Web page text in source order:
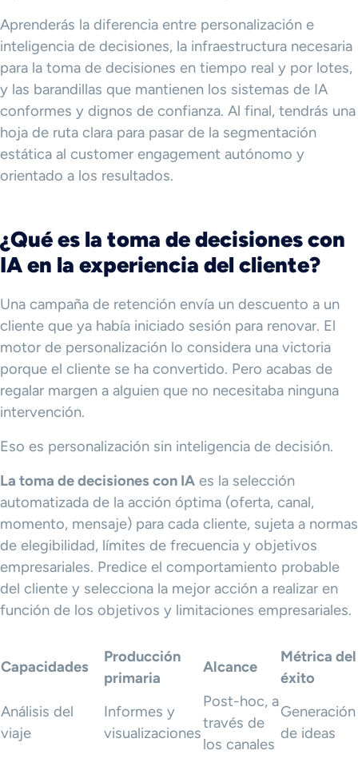
Aprenderás la diferencia entre personalización e
inteligencia de decisiones, la infraestructura necesaria
para la toma de decisiones en tiempo real y por lotes,
y las barandillas que mantienen los sistemas de IA
conformes y dignos de confianza. Al final, tendrás una
hoja de ruta clara para pasar de la segmentación
estática al customer engagement autónomo y
orientado a los resultados.
¿Qué es la toma de decisiones con
IA en la experiencia del cliente?
Una campaña de retención envía un descuento a un
cliente que ya había iniciado sesión para renovar. El
motor de personalización lo considera una victoria
porque el cliente se ha convertido. Pero acabas de
regalar margen a alguien que no necesitaba ninguna
intervención.
Eso es personalización sin inteligencia de decisión.
La toma de decisiones con IA es la selección
automatizada de la acción óptima (oferta, canal,
momento, mensaje) para cada cliente, sujeta a normas
de elegibilidad, límites de frecuencia y objetivos
empresariales. Predice el comportamiento probable
del cliente y selecciona la mejor acción a realizar en
función de los objetivos y limitaciones empresariales.
Capacidades
Producción
primaria
Alcance
Métrica del
éxito
Análisis del
viaje
Informes y
visualizaciones
Post-hoc, a
través de
los canales
Generación
de ideas